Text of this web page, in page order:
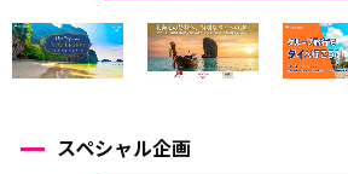
スペシャル企画